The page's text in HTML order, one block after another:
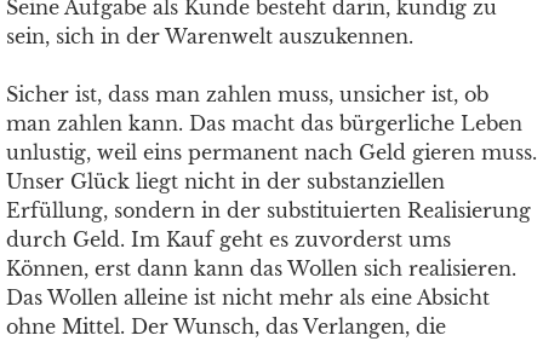
Seine Aufgabe als Kunde besteht darin, kundig zu
sein, sich in der Warenwelt auszukennen.
Sicher ist, dass man zahlen muss, unsicher ist, ob
man zahlen kann. Das macht das bürgerliche Leben
unlustig, weil eins permanent nach Geld gieren muss.
Unser Glück liegt nicht in der substanziellen
Erfüllung, sondern in der substituierten Realisierung
durch Geld. Im Kauf geht es zuvorderst ums
Können, erst dann kann das Wollen sich realisieren.
Das Wollen alleine ist nicht mehr als eine Absicht
ohne Mittel. Der Wunsch, das Verlangen, die